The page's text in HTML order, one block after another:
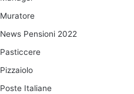
Muratore
News Pensioni 2022
Pasticcere
Pizzaiolo
Poste Italiane